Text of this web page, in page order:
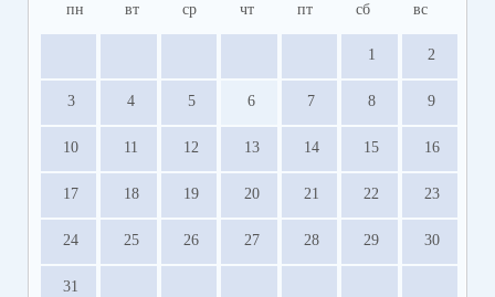
пн вт ср чт пт сб вс
1 2
3 4 5 6 7 8 9
10 11 12 13 14 15 16
17 18 19 20 21 22 23
24 25 26 27 28 29 30
31